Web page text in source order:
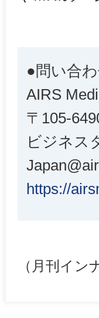
●問い合
AIRS
〒105-
ビジネス
https://
（月刊イン